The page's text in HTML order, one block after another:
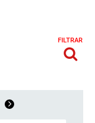
FILTRAR